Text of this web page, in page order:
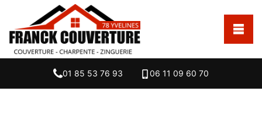
01 85 53 76 93 06 11 09 60 70